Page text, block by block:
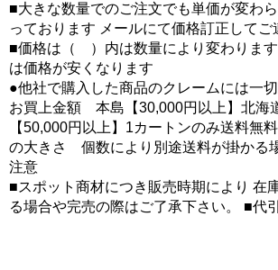
■大きな数量でのご注文でも単価が変わ
っております メールにて価格訂正してご
■価格は（ ）内は数量により変わりま
は価格が安くなります
●他社で購入した商品のクレームには一
お買上金額 本島【30,000円以上】北海
【50,000円以上】1カートンのみ送料無
の大きさ 個数により別途送料が掛かる
注意
■スポット商材につき販売時期により 在
る場合や完売の際はご了承下さい。 ■代